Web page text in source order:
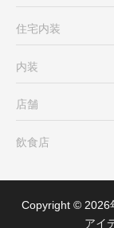
住宅内装
内装
店舗
飲食店
Copyright © 2026
アイ